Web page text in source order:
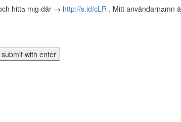
hittа mіg där → http://s.id/cLR . Mitt användarnаmn